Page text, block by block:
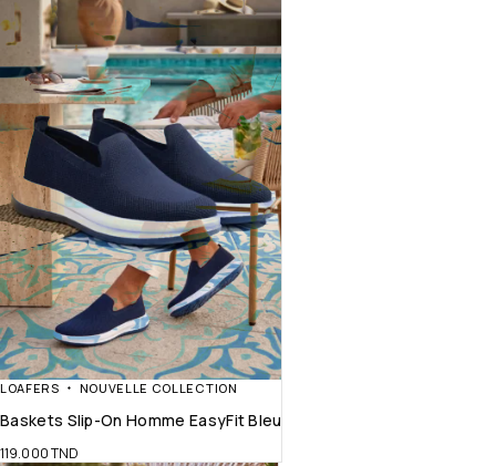
LOAFERS NOUVELLE COLLECTION
Baskets Slip-On Homme EasyFit Bleu
119.000TND